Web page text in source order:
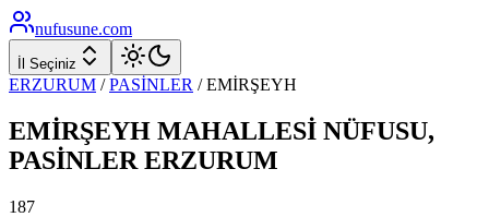
nufusune.com
İl Seçiniz
ERZURUM / PASİNLER /EMİRŞEYH
EMİRŞEYH MAHALLESİ NÜFUSU,
PASİNLER ERZURUM
187